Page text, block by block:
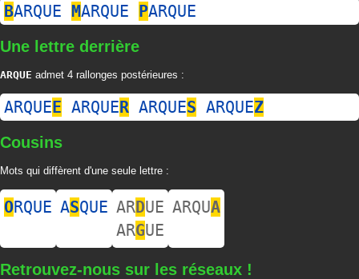
BARQUE MARQUE PARQUE
Une lettre derrière
ARQUE admet 4 rallonges postérieures :
ARQUEE ARQUER ARQUES ARQUEZ
Cousins
Mots qui diffèrent d'une seule lettre :
ORQUE ASQUE ARDUE
ARGUE
ARQUA
Retrouvez-nous sur les réseaux !